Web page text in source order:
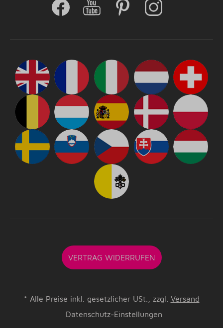
VERTRAG WIDERRUFEN
* Alle Preise inkl. gesetzlicher USt., zzgl. Versand
Datenschutz-Einstellungen